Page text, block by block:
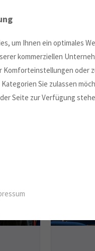
neben einem
Schumann-
um Ihnen ein optimales
kommerziellen
oder
Sie zulassen
Seite zur Verfügung